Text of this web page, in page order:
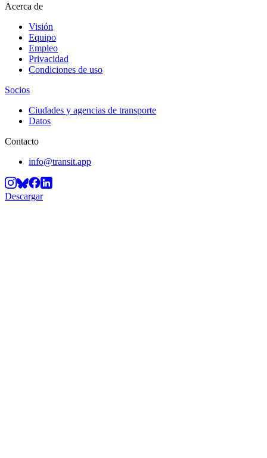
Acerca de
Visión
Equipo
Empleo
Privacidad
Condiciones de uso
Socios
Ciudades y agencias de transporte
Datos
Contacto
info@transit.app
Descargar